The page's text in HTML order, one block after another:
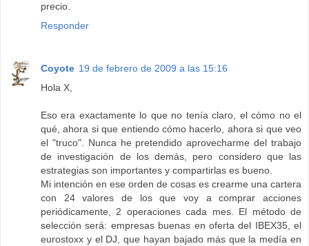
precio.
Responder
Coyote 19 de febrero de 2009 a las 15:16
Hola X,
Eso era exactamente lo que no tenía claro, el cómo no el
qué, ahora si que entiendo cómo hacerlo, ahora si que veo
el "truco". Nunca he pretendido aprovecharme del trabajo
de investigación de los demás, pero considero que las
estrategias son importantes y compartirlas es bueno.
Mi intención en ese orden de cosas es crearme una cartera
con 24 valores de los que voy a comprar acciones
periódicamente, 2 operaciones cada mes. El método de
selección será: empresas buenas en oferta del IBEX35, el
eurostoxx y el DJ, que hayan bajado más que la medía en